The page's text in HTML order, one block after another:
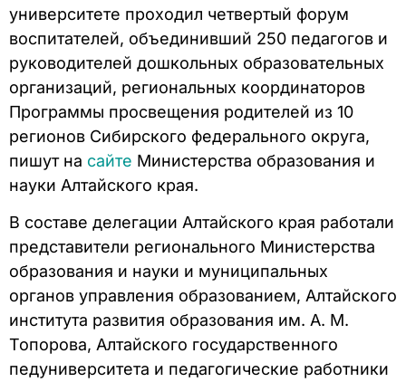
университете проходил четвертый форум
воспитателей, объединивший 250 педагогов и
руководителей дошкольных образовательных
организаций, региональных координаторов
Программы просвещения родителей из 10
регионов Сибирского федерального округа,
пишут на сайте Министерства образования и
науки Алтайского края.
В составе делегации Алтайского края работали
представители регионального Министерства
образования и науки и муниципальных
органов управления образованием, Алтайского
института развития образования им. А. М.
Топорова, Алтайского государственного
педуниверситета и педагогические работники